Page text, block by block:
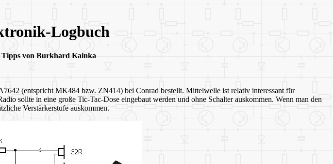
Logbuch
Tipps von Burkhard Kainka
(entspricht MK484 bzw. ZN414) bei Conrad bestellt. Mittelwelle ist relativ interessant für
sollte in eine große Tic-Tac-Dose eingebaut werden und ohne Schalter auskommen. Wenn man den
Verstärkerstufe auskommen.